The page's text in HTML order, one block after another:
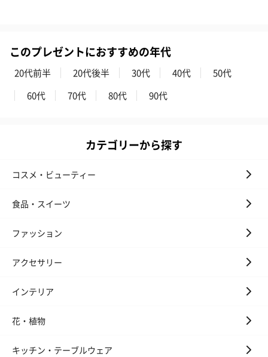
いぶりがっことチーズ
ごろっとうまみ チーズ
このプレゼントにおすすめの年代
20代前半 20代後半 30代 40代
50代
60代
70代 80代 90代
カテゴリーから探す
コスメ・ビューティー
食品・スイーツ
ファッション
アクセサリー
インテリア
花・植物
キッチン・テーブルウェア